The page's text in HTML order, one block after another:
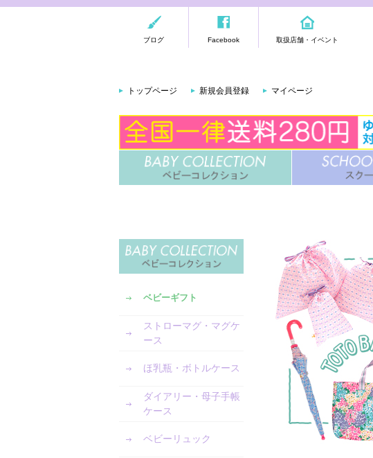
ブログ Facebook 取扱店舗・イベント
トップページ 新規会員登録 マイページ
ベビーギフト
ストローマグ・マグケ
ース
ほ乳瓶・ボトルケース
ダイアリー・母子手帳
ケース
ベビーリュック